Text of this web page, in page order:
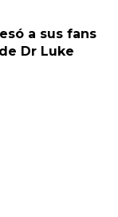
a sus fans
Dr Luke